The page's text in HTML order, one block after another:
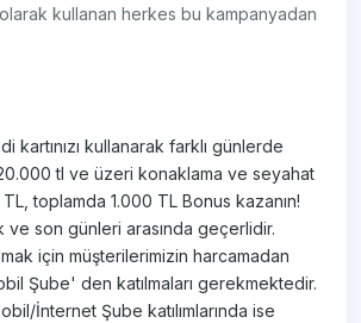
kullanan herkes bu kampanyadan
kartınızı kullanarak farklı günlerde
tl ve üzeri konaklama ve seyahat
toplamda 1.000 TL Bonus kazanın!
ve son günleri arasında geçerlidir.
için müşterilerimizin harcamadan
Şube' den katılmaları gerekmektedir.
İnternet Şube katılımlarında ise